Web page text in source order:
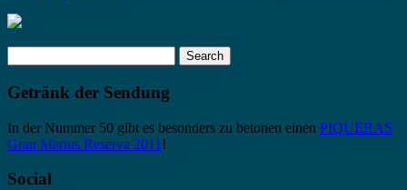
for:
Getränk der Sendung
In der Nummer 50 gibt es besonders zu betonen einen PIQUERAS
Gran Marius Reserva 2011 !
Social